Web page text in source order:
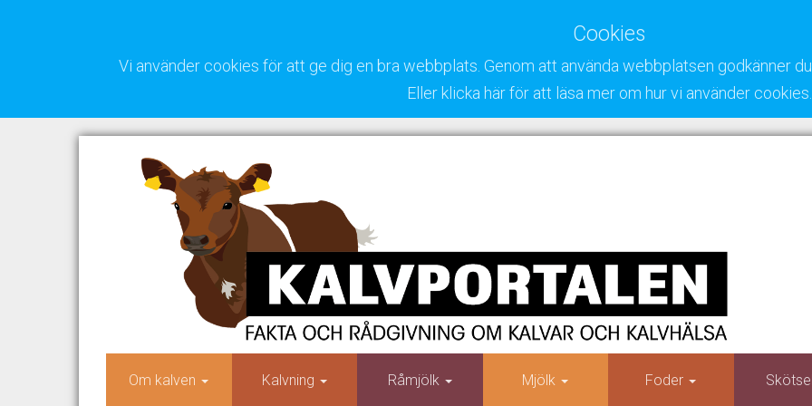
Cookies
Vi använder cookies för att ge dig en bra webbplats. Genom att använda webbplatsen godkänner
Eller klicka här för att läsa mer om hur vi använder cookies.
Om kalven Kalvning Råmjölk Mjölk Foder Skötsel